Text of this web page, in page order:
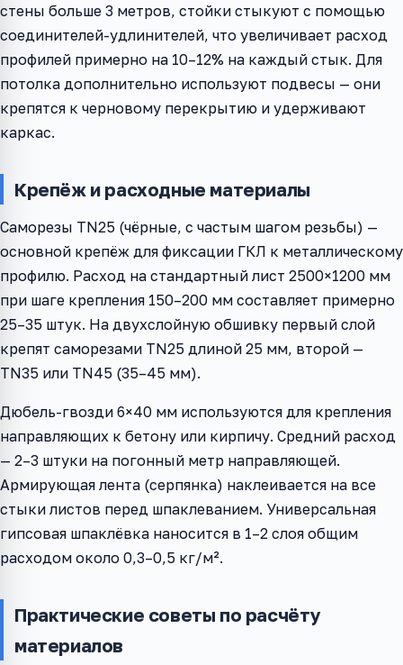
стены больше 3 метров, стойки стыкуют с помощью
соединителей-удлинителей, что увеличивает расход
профилей примерно на 10–12% на каждый стык. Для
потолка дополнительно используют подвесы — они
крепятся к черновому перекрытию и удерживают
каркас.
Крепёж и расходные материалы
Саморезы TN25 (чёрные, с частым шагом резьбы) —
основной крепёж для фиксации ГКЛ к металлическому
профилю. Расход на стандартный лист 2500×1200 мм
при шаге крепления 150–200 мм составляет примерно
25–35 штук. На двухслойную обшивку первый слой
крепят саморезами TN25 длиной 25 мм, второй —
TN35 или TN45 (35–45 мм).
Дюбель-гвозди 6×40 мм используются для крепления
направляющих к бетону или кирпичу. Средний расход
— 2–3 штуки на погонный метр направляющей.
Армирующая лента (серпянка) наклеивается на все
стыки листов перед шпаклеванием. Универсальная
гипсовая шпаклёвка наносится в 1–2 слоя общим
расходом около 0,3–0,5 кг/м².
Практические советы по расчёту
материалов